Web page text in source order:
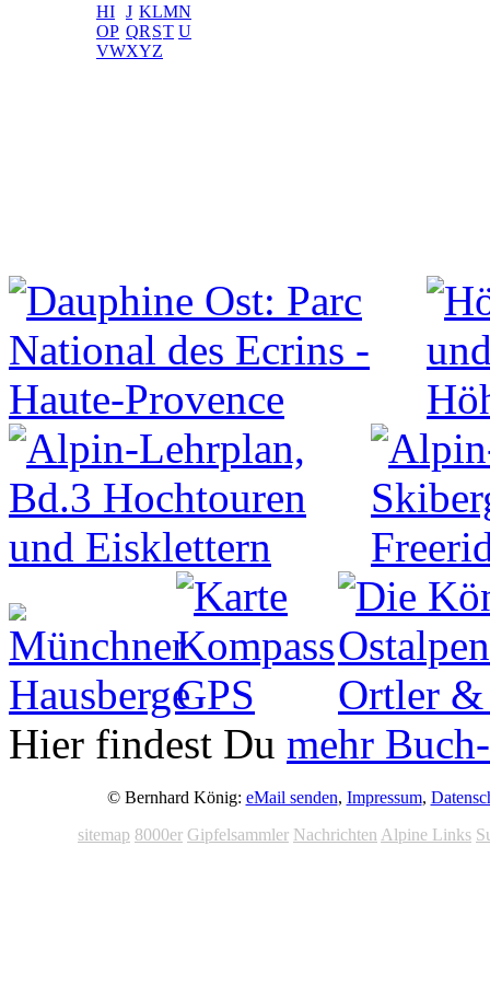
HI J KLMN
OP QR ST U
VWXYZ
Hier findest Du mehr
© Bernhard König: eMail senden, Impressum,
sitemap 8000er Gipfelsammler Nachrichten Alpine Links